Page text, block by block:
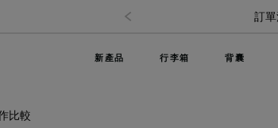
訂單滿$1000享免運費 (
新產品 行李箱 背囊
比較